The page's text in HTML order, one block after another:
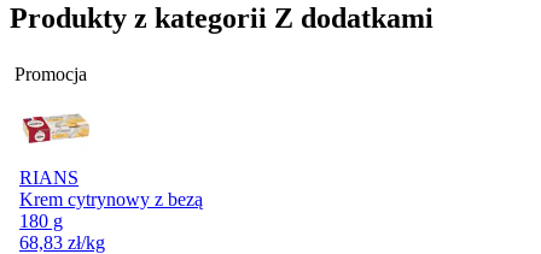
Produkty z kategorii Z dodatkami
Promocja
RIANS
Krem cytrynowy z bezą
180 g
68,83 zł/kg